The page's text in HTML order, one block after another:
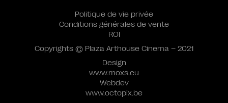
Design
www.moxs.eu
Webdev
www.octopix.be
Politique de vie privée
Conditions générales de vente
ROI
Copyrights © Plaza Arthouse Cinema – 2021